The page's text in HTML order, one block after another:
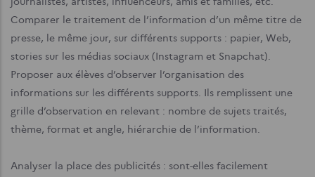
Comparer le traitement de l’information d’un même titre de
presse, le même jour, sur différents supports : papier, Web,
stories sur les médias sociaux (Instagram et Snapchat).
Proposer aux élèves d’observer l’organisation des
informations sur les différents supports. Ils remplissent une
grille d’observation en relevant : nombre de sujets traités,
thème, format et angle, hiérarchie de l’information.
Analyser la place des publicités : sont-elles facilement